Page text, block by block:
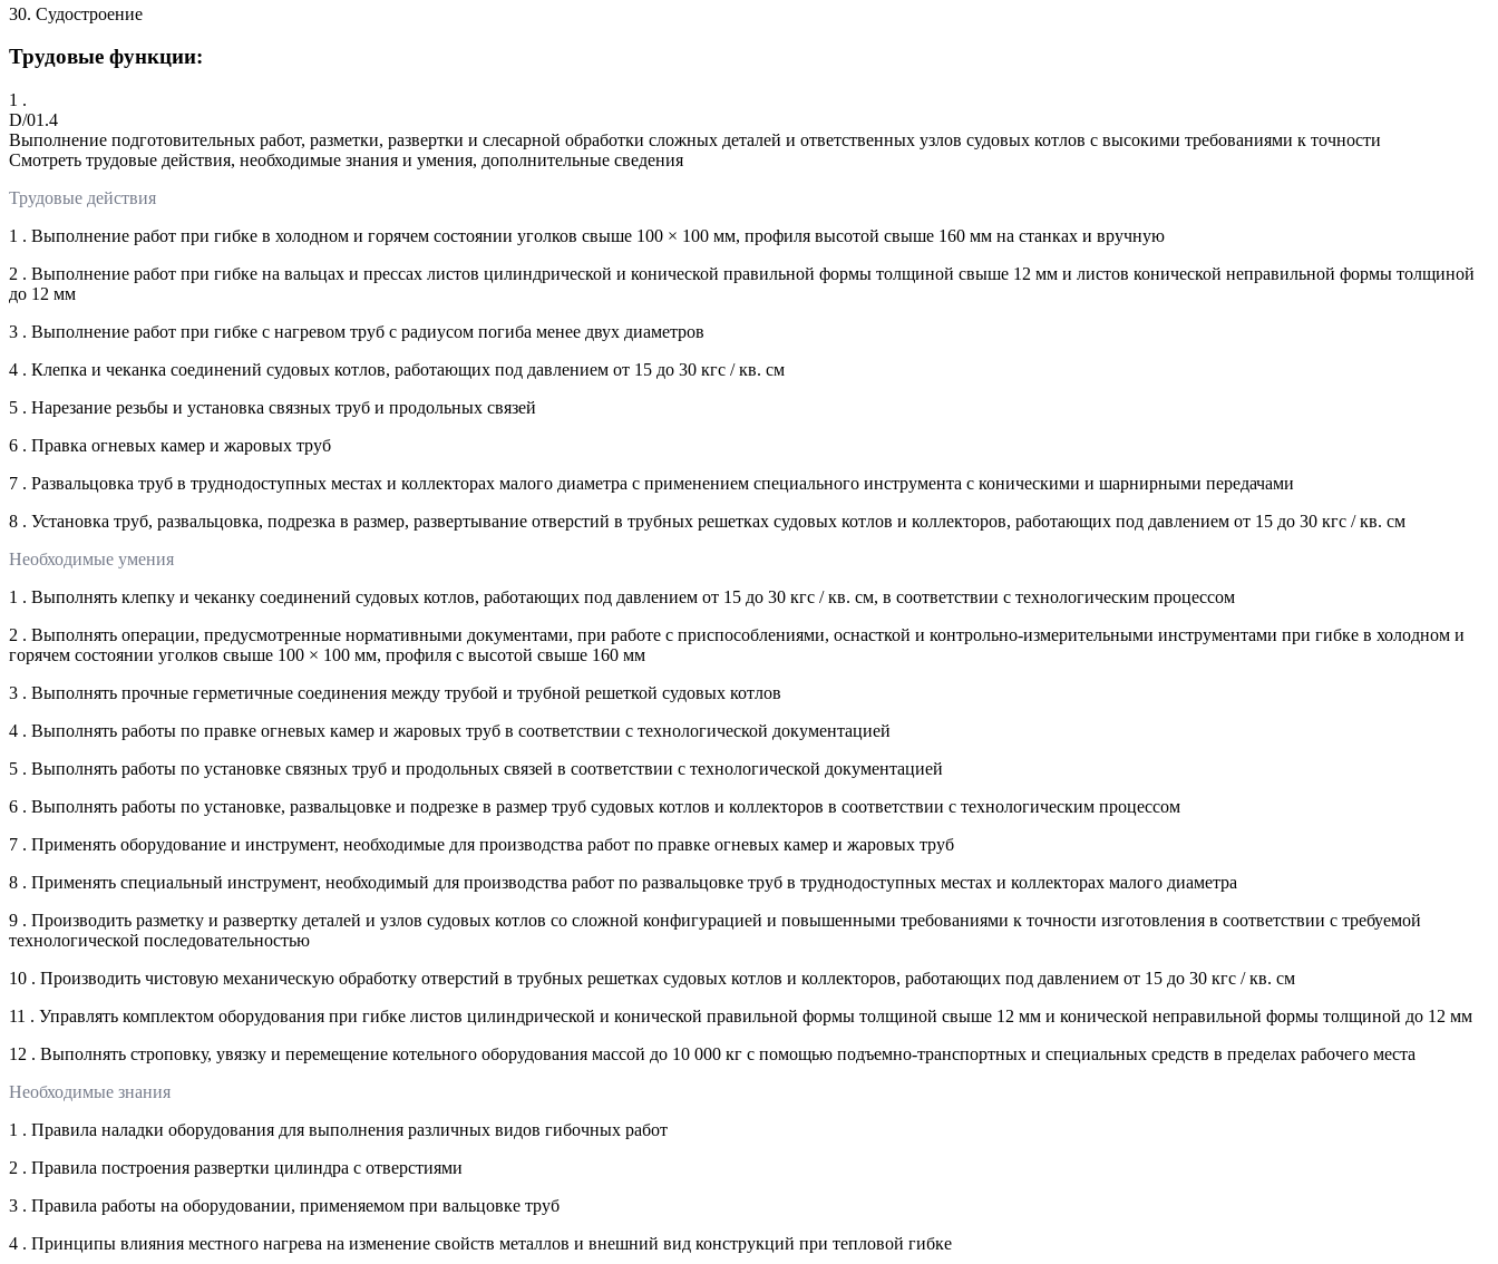
30. Судостроение
Трудовые функции:
1 .
D/01.4
Выполнение подготовительных работ, разметки, развертки и слесарной обработки сложных деталей и ответственных узлов судовых котлов с высокими требованиями к точности
Смотреть трудовые действия, необходимые знания и умения, дополнительные сведения
Трудовые действия
1 . Выполнение работ при гибке в холодном и горячем состоянии уголков свыше 100 × 100 мм, профиля высотой свыше 160 мм на станках и вручную
2 . Выполнение работ при гибке на вальцах и прессах листов цилиндрической и конической правильной формы толщиной свыше 12 мм и листов конической неправильной формы толщиной
до 12 мм
3 . Выполнение работ при гибке с нагревом труб с радиусом погиба менее двух диаметров
4 . Клепка и чеканка соединений судовых котлов, работающих под давлением от 15 до 30 кгс / кв. см
5 . Нарезание резьбы и установка связных труб и продольных связей
6 . Правка огневых камер и жаровых труб
7 . Развальцовка труб в труднодоступных местах и коллекторах малого диаметра с применением специального инструмента с коническими и шарнирными передачами
8 . Установка труб, развальцовка, подрезка в размер, развертывание отверстий в трубных решетках судовых котлов и коллекторов, работающих под давлением от 15 до 30 кгс / кв. см
Необходимые умения
1 . Выполнять клепку и чеканку соединений судовых котлов, работающих под давлением от 15 до 30 кгс / кв. см, в соответствии с технологическим процессом
2 . Выполнять операции, предусмотренные нормативными документами, при работе с приспособлениями, оснасткой и контрольно-измерительными инструментами при гибке в холодном и
горячем состоянии уголков свыше 100 × 100 мм, профиля с высотой свыше 160 мм
3 . Выполнять прочные герметичные соединения между трубой и трубной решеткой судовых котлов
4 . Выполнять работы по правке огневых камер и жаровых труб в соответствии с технологической документацией
5 . Выполнять работы по установке связных труб и продольных связей в соответствии с технологической документацией
6 . Выполнять работы по установке, развальцовке и подрезке в размер труб судовых котлов и коллекторов в соответствии с технологическим процессом
7 . Применять оборудование и инструмент, необходимые для производства работ по правке огневых камер и жаровых труб
8 . Применять специальный инструмент, необходимый для производства работ по развальцовке труб в труднодоступных местах и коллекторах малого диаметра
9 . Производить разметку и развертку деталей и узлов судовых котлов со сложной конфигурацией и повышенными требованиями к точности изготовления в соответствии с требуемой
технологической последовательностью
10 . Производить чистовую механическую обработку отверстий в трубных решетках судовых котлов и коллекторов, работающих под давлением от 15 до 30 кгс / кв. см
11 . Управлять комплектом оборудования при гибке листов цилиндрической и конической правильной формы толщиной свыше 12 мм и конической неправильной формы толщиной до 12 мм
12 . Выполнять строповку, увязку и перемещение котельного оборудования массой до 10 000 кг с помощью подъемно-транспортных и специальных средств в пределах рабочего места
Необходимые знания
1 . Правила наладки оборудования для выполнения различных видов гибочных работ
2 . Правила построения развертки цилиндра с отверстиями
3 . Правила работы на оборудовании, применяемом при вальцовке труб
4 . Принципы влияния местного нагрева на изменение свойств металлов и внешний вид конструкций при тепловой гибке